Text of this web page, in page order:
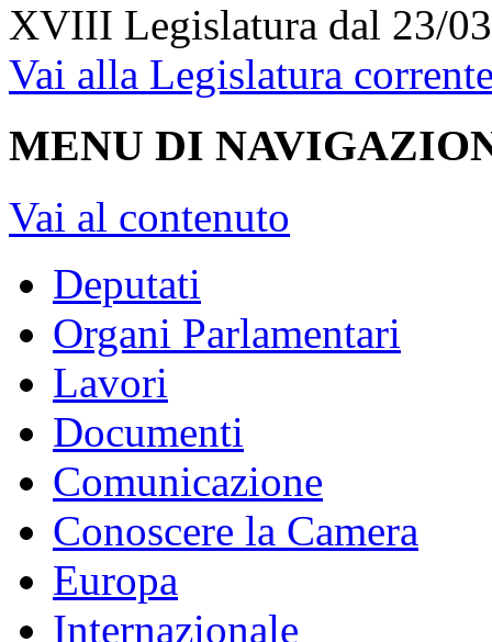
XVIII Legislatura dal 23/
Vai alla Legislatura
MENU DI
Vai al contenuto
Deputati
Organi Parlamentari
Lavori
Documenti
Comunicazione
Conoscere la Camera
Europa
Internazionale